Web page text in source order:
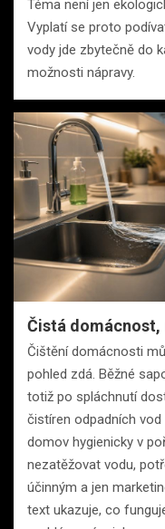
Téma není jen
Vyplatí se proto
vody jde zbytečně do
možnosti nápravy.
Čistá domácnost,
Čištění domácnosti
pohled zdá. Běžné
totiž po spláchnutí
čistíren odpadních
domov hygienicky v
nezatěžovat vodu,
účinným a jen
text ukazuje, co